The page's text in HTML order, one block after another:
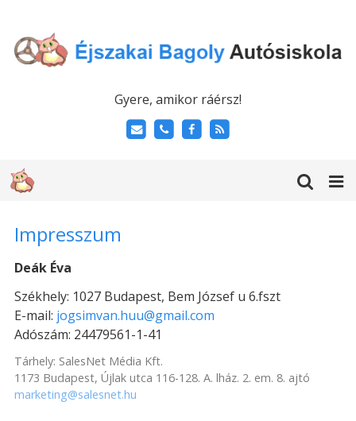
Gyere, amikor ráérsz!
Impresszum
Deák Éva
Székhely: 1027 Budapest, Bem József u 6.fszt
E-mail: jogsimvan.huu@gmail.com
Adószám: 24479561-1-41
Tárhely: SalesNet Média Kft.
1173 Budapest, Újlak utca 116-128. A. lház. 2. em. 8. ajtó
marketing@salesnet.hu